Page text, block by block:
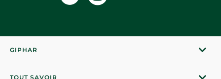
GIPHAR
TOUT SAVOIR